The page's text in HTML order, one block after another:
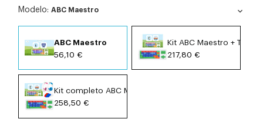
Modelo:ABC Maestro expand_more
ABC Maestro
56,10 €
Kit ABC Maestro +
217,80 €
Kit completo ABC Maestro
258,50 €